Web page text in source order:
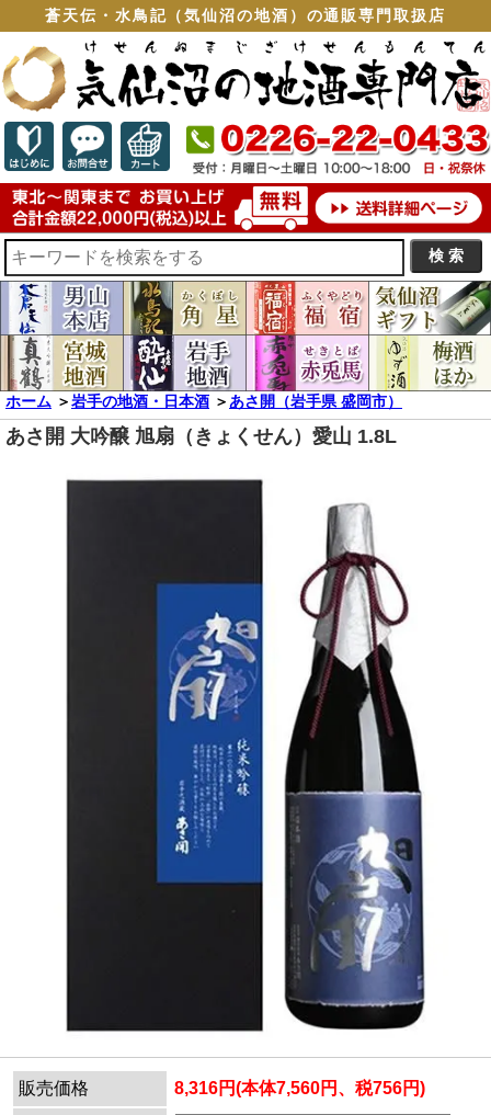
蒼天伝・水鳥記（気仙沼の地酒）の通販専門取扱店
ホーム ＞岩手の地酒・日本酒 ＞ あさ開（岩手県 盛岡市）
あさ開 大吟醸 旭扇（きょくせん）愛山 1.8L
販売価格 8,316円(本体7,560円、税756円)